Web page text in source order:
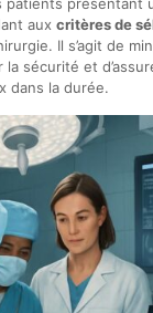
aux critères de
Il s’agit de
la sécurité et
dans la durée.